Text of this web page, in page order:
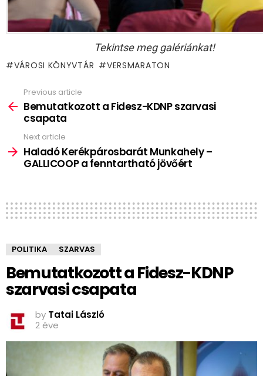
Tekintse meg galériánkat!
VÁROSI KÖNYVTÁR VERSMARATON
more
Previous article
Bemutatkozott a Fidesz-KDNP szarvasi
csapata
Next article
Haladó Kerékpárosbarát Munkahely –
GALLICOOP a fenntartható jövőért
POLITIKA SZARVAS
Bemutatkozott a Fidesz-KDNP
szarvasi csapata
by Tatai László
2 éve